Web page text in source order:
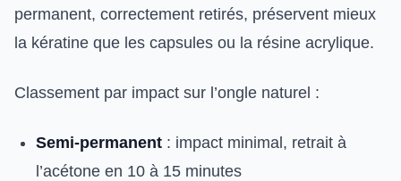
permanent, correctement retirés, préservent mieux
la kératine que les capsules ou la résine acrylique.
Classement par impact sur l’ongle naturel :
Semi-permanent : impact minimal, retrait à
l’acétone en 10 à 15 minutes